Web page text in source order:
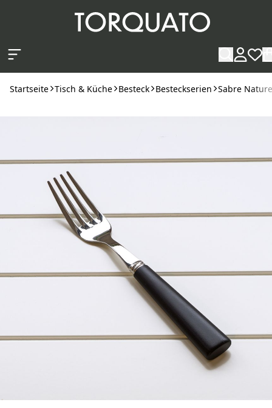
Startseite Tisch & Küche Besteck Besteckserien Sabre Nature